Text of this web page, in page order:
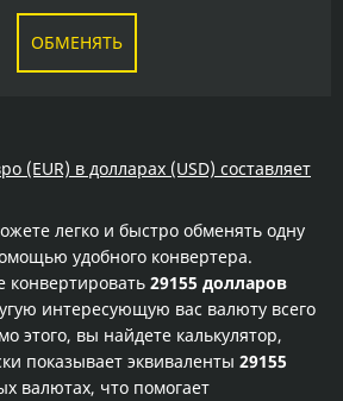
ОБМЕНЯТЬ
(EUR) в долларах (USD) составляет
легко и быстро обменять одну
удобного конвертера.
29155 долларов
интересующую вас валюту всего
этого, вы найдете калькулятор,
показывает эквиваленты 29155
валютах, что помогает